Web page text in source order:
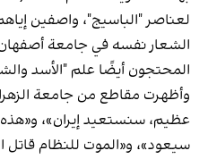
لعناصر "الباسيج"، واصفين
الشعار نفسه في جامعة
المحتجون أيضًا علم "الأسد
وأظهرت مقاطع من جامعة
عظيم، سنستعيد إيران»، و«هذه
سيعود»، و«الموت للنظام قاتل